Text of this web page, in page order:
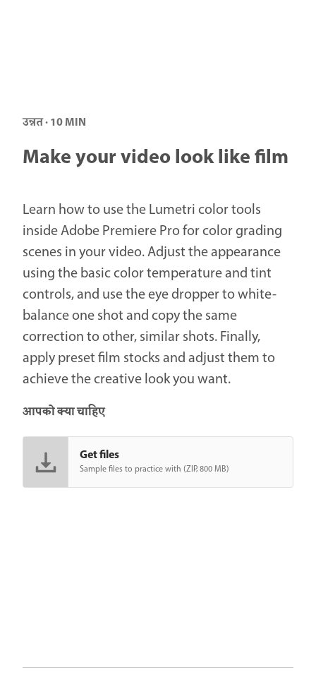
उन्नत · 10 MIN
Make your video look like film
Learn how to use the Lumetri color tools
inside Adobe Premiere Pro for color grading
scenes in your video. Adjust the appearance
using the basic color temperature and tint
controls, and use the eye dropper to white-
balance one shot and copy the same
correction to other, similar shots. Finally,
apply preset film stocks and adjust them to
achieve the creative look you want.
आपको क्या चाहिए
Get files
Sample files to practice with (ZIP, 800 MB)